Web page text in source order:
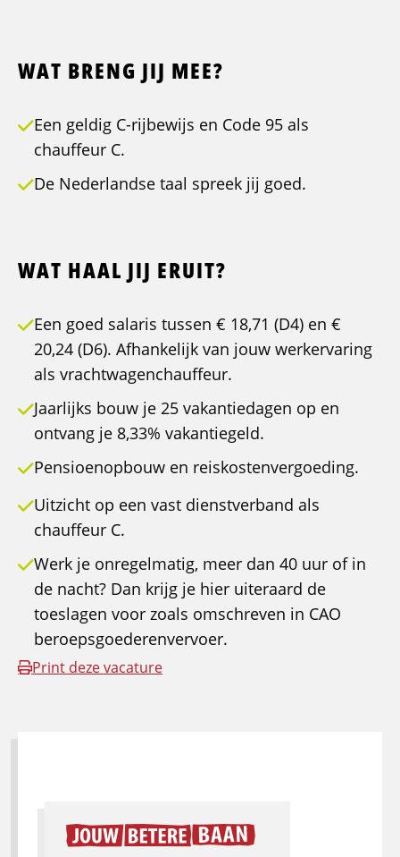
WAT BRENG JIJ MEE?
Een geldig C-rijbewijs en Code 95 als
chauffeur C.
De Nederlandse taal spreek jij goed.
WAT HAAL JIJ ERUIT?
Een goed salaris tussen € 18,71 (D4) en €
20,24 (D6). Afhankelijk van jouw werkervaring
als vrachtwagenchauffeur.
Jaarlijks bouw je 25 vakantiedagen op en
ontvang je 8,33% vakantiegeld.
Pensioenopbouw en reiskostenvergoeding.
Uitzicht op een vast dienstverband als
chauffeur C.
Werk je onregelmatig, meer dan 40 uur of in
de nacht? Dan krijg je hier uiteraard de
toeslagen voor zoals omschreven in CAO
beroepsgoederenvervoer.
Print deze vacature